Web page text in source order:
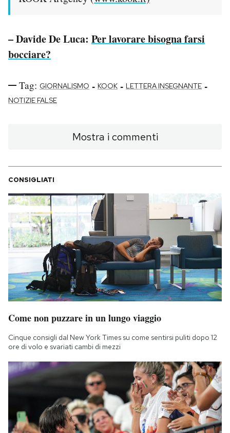
– Davide De Luca: Per lavorare bisogna farsi
bocciare?
Tag: GIORNALISMO - KOOK - LETTERA INSEGNANTE -
NOTIZIE FALSE
Mostra i commenti
CONSIGLIATI
Come non puzzare in un lungo viaggio
Cinque consigli dal New York Times su come sentirsi puliti dopo 12
ore di volo e svariati cambi di mezzi